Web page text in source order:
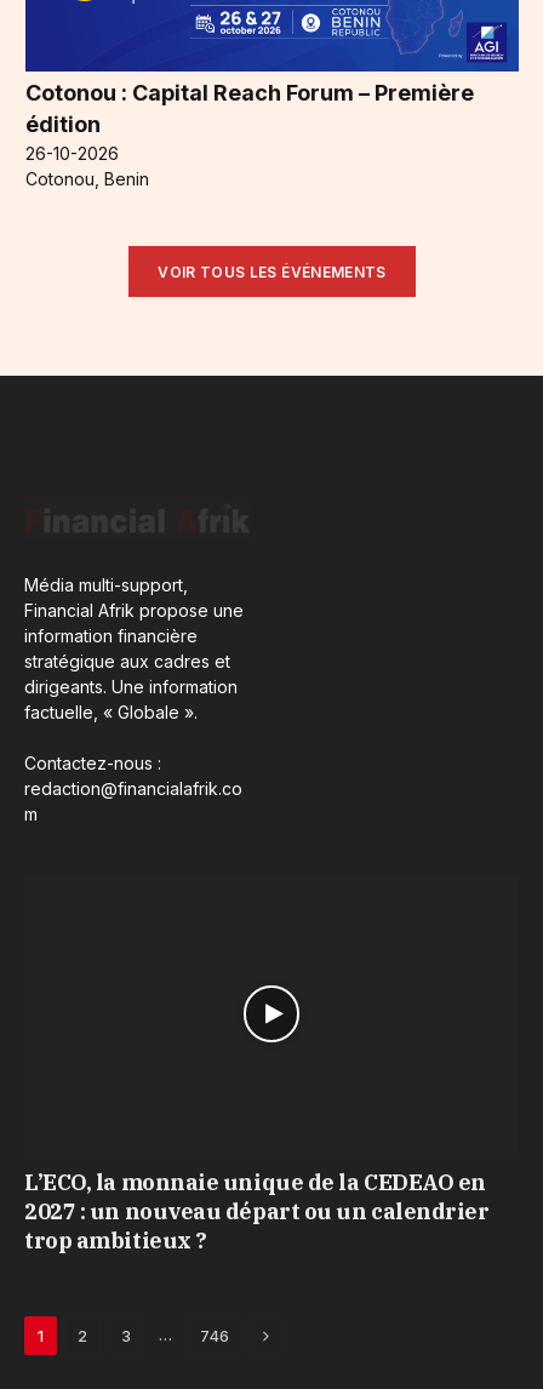
Cotonou : Capital Reach Forum – Première
édition
26-10-2026
Cotonou, Benin
VOIR TOUS LES ÉVÉNEMENTS
Média multi-support,
Financial Afrik propose une
information financière
stratégique aux cadres et
dirigeants. Une information
factuelle, « Globale ».
Contactez-nous :
redaction@financialafrik.co
m
L’ECO, la monnaie unique de la CEDEAO en
2027 : un nouveau départ ou un calendrier
trop ambitieux ?
1 2 3 … 746 Next